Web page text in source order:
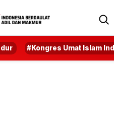
#Kongres Umat Islam